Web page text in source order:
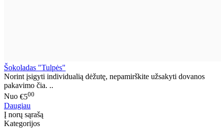
Šokoladas "Tulpės"
Norint įsigyti individualią dėžutę, nepamirškite užsakyti dovanos
pakavimo čia. ..
Nuo €500
Daugiau
Į norų sąrašą
Kategorijos